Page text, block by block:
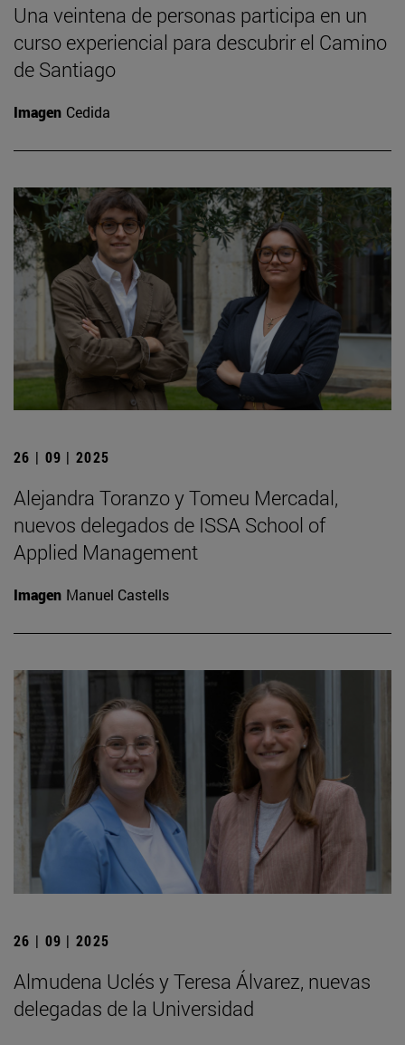
Una veintena de personas participa en un
curso experiencial para descubrir el Camino
de Santiago
Imagen Cedida
26 | 09 | 2025
Alejandra Toranzo y Tomeu Mercadal,
nuevos delegados de ISSA School of
Applied Management
Imagen Manuel Castells
26 | 09 | 2025
Almudena Uclés y Teresa Álvarez, nuevas
delegadas de la Universidad